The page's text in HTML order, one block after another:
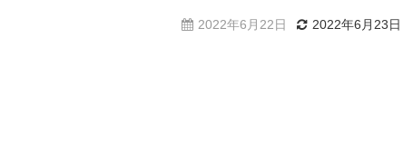
2022年6月22日 2022年6月23日